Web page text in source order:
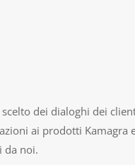
dei dialoghi dei
ai prodotti Kamagra
da noi.